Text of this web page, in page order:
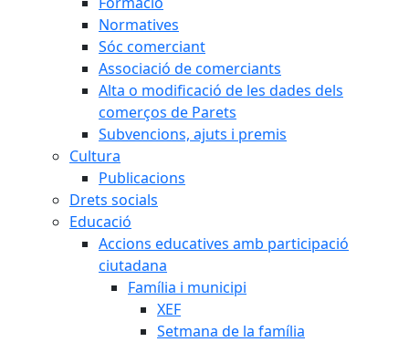
Normatives
Sóc comerciant
Associació de comerciants
Alta o modificació de les dades dels
comerços de Parets
Subvencions, ajuts i premis
Cultura
Publicacions
Drets socials
Educació
Accions educatives amb participació
ciutadana
Família i municipi
XEF
Setmana de la família